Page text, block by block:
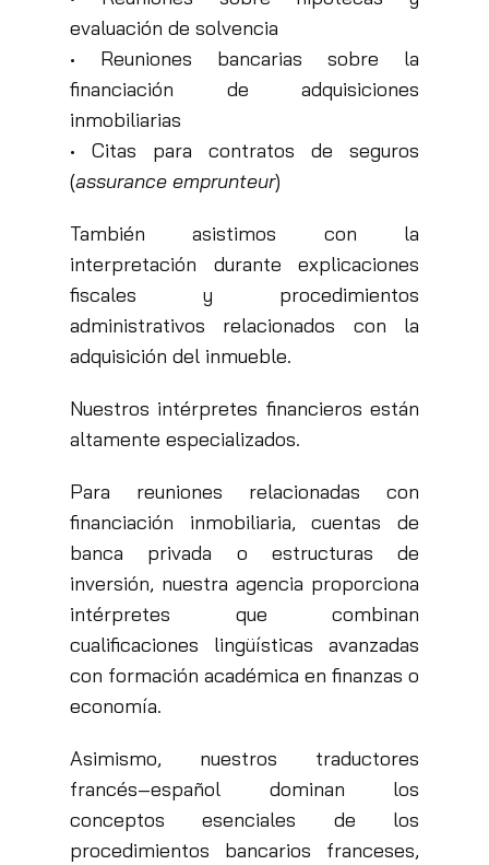
evaluación de solvencia
• Reuniones bancarias sobre la
financiación de adquisiciones
inmobiliarias
• Citas para contratos de seguros
(assurance emprunteur)
También asistimos con la
interpretación durante explicaciones
fiscales y procedimientos
administrativos relacionados con la
adquisición del inmueble.
Nuestros intérpretes financieros están
altamente especializados.
Para reuniones relacionadas con
financiación inmobiliaria, cuentas de
banca privada o estructuras de
inversión, nuestra agencia proporciona
intérpretes que combinan
cualificaciones lingüísticas avanzadas
con formación académica en finanzas o
economía.
Asimismo, nuestros traductores
francés–español dominan los
conceptos esenciales de los
procedimientos bancarios franceses,